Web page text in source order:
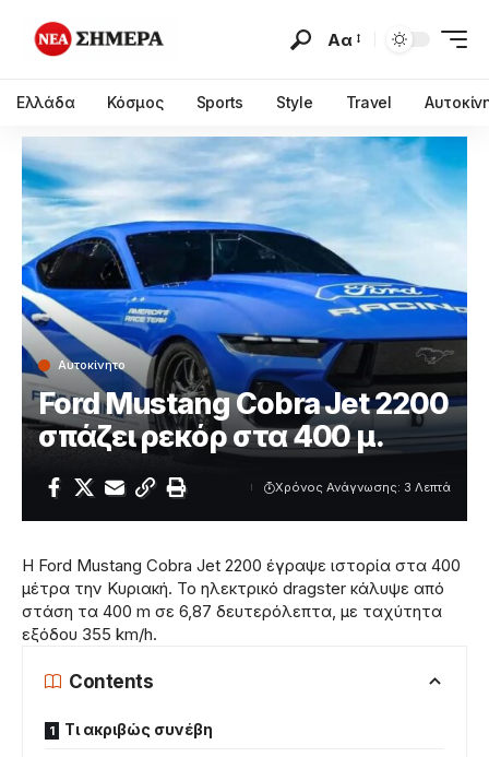
Αα
Ελλάδα Κόσμος Sports Style Travel
Αυτοκίνητο
Ford Mustang Cobra Jet 2200
σπάζει ρεκόρ στα 400 μ.
Χρόνος Ανάγνωσης: 3 Λεπτά
Η Ford Mustang Cobra Jet 2200 έγραψε ιστορία στα 400
μέτρα την Κυριακή. Το ηλεκτρικό dragster κάλυψε από
στάση τα 400 m σε 6,87 δευτερόλεπτα, με ταχύτητα
εξόδου 355 km/h.
Contents
Τι ακριβώς συνέβη